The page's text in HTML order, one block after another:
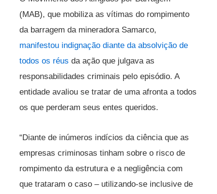
(MAB), que mobiliza as vítimas do rompimento
da barragem da mineradora Samarco,
manifestou indignação diante da absolvição de
todos os réus da ação que julgava as
responsabilidades criminais pelo episódio. A
entidade avaliou se tratar de uma afronta a todos
os que perderam seus entes queridos.
“Diante de inúmeros indícios da ciência que as
empresas criminosas tinham sobre o risco de
rompimento da estrutura e a negligência com
que trataram o caso – utilizando-se inclusive de